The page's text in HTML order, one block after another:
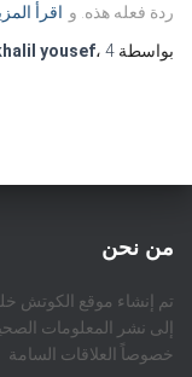
ردة فعله هذه. و اقرأ
بواسطة
yousef، 4 سنوات
من نحن
إلى نشر المعلومات
خصوصاً العلاقات السامة